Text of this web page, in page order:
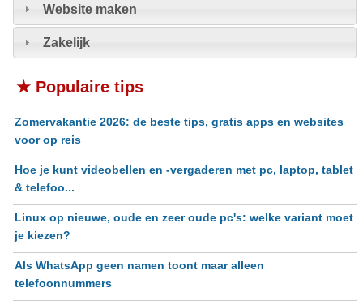
Website maken
Zakelijk
★ Populaire tips
Zomervakantie 2026: de beste tips, gratis apps en websites
voor op reis
Hoe je kunt videobellen en -vergaderen met pc, laptop, tablet
& telefoo...
Linux op nieuwe, oude en zeer oude pc's: welke variant moet
je kiezen?
Als WhatsApp geen namen toont maar alleen
telefoonnummers